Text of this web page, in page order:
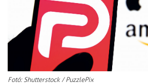
Fotó: Shutterstock / PuzzlePix